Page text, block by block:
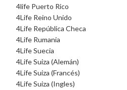
4life Puerto Rico
4Life Reino Unido
4Life República Checa
4Life Rumania
4Life Suecia
4Life Suiza (Alemán)
4Life Suiza (Francés)
4Life Suiza (Ingles)